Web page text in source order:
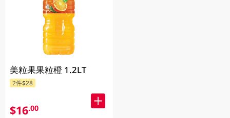
美粒果果粒橙 1.2LT
2件$28
$16.00